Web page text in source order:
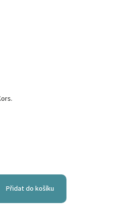
Přidat do košíku